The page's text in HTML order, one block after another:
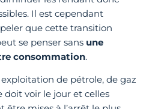
Il est cependant
que cette transition
se penser sans une
consommation.
de pétrole, de gaz
doit voir le jour et celles